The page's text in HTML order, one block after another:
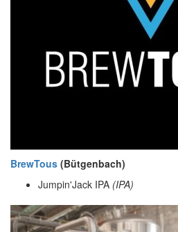
BrewTous (Bütgenbach)
Jumpin'Jack IPA (IPA)